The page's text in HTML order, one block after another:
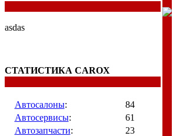
asdas
СТАТИСТИКА CAROX
Автосалоны:
84
Автосервисы:
61
Автозапчасти:
23